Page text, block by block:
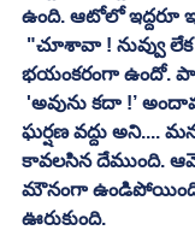
ఉంది. ఆటోలో ఇద్దరూ
భయంకరంగా ఉందో.
ఘర్షణ వద్దు అని....
కావలసిన దేముంది.
మౌనంగా
ఊరుకుంది.